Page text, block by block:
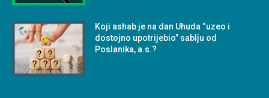
Koji ashab je na dan Uhuda “uzeo i
dostojno upotrijebio” sablju od
Poslanika, a.s.?